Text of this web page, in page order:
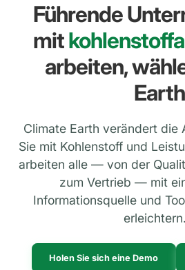
Führende
mit
arbeiten,
Climate Earth verändert die
Sie mit Kohlenstoff und
arbeiten alle — von der
zum Vertrieb — mit
Informationsquelle und
erleichtern.
Holen Sie sich eine Demo